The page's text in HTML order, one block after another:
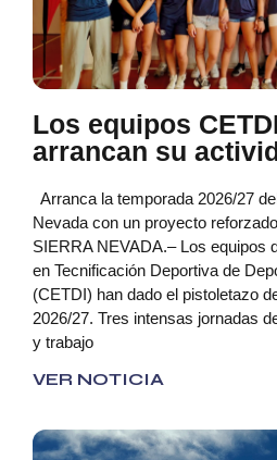
Los equipos
arrancan su
Arranca la temporada 2026/27
Nevada con un proyecto
SIERRA NEVADA.– Los equipos
en Tecnificación Deportiva de
(CETDI) han dado el pistoletazo
2026/27. Tres intensas jornadas
y trabajo
VER NOTICIA